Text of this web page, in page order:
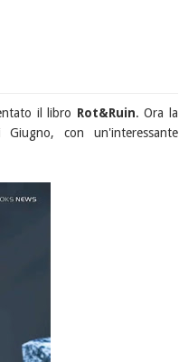
il libro Rot&Ruin. Ora la
con un'interessante